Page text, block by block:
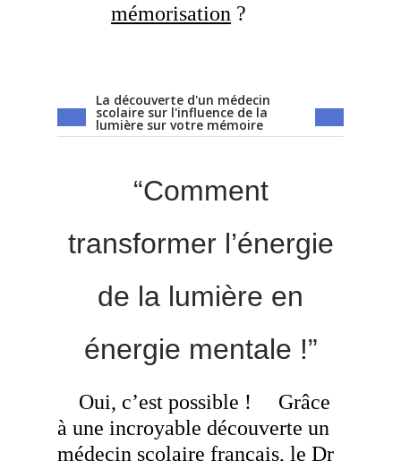
mémorisation ?
La découverte d'un médecin
scolaire sur l'influence de la
lumière sur votre mémoire
“Comment
transformer l’énergie
de la lumière en
énergie mentale !”
Oui, c’est possible !
Grâce
à une incroyable découverte un
médecin scolaire français, le Dr